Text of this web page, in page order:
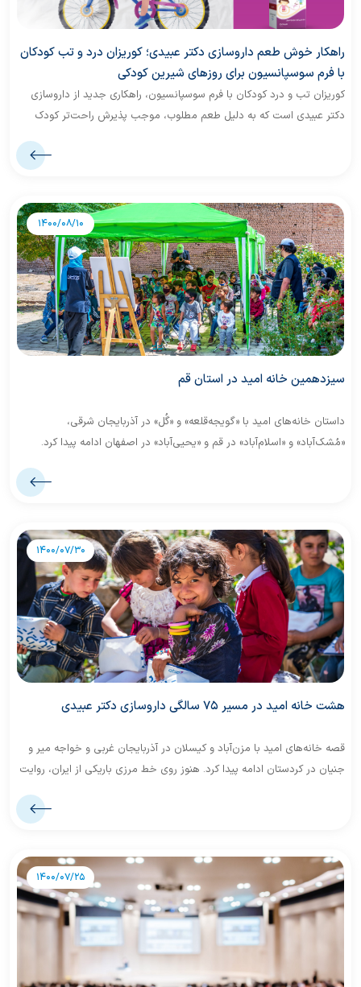
راهکار خوش طعم داروسازی دکتر عبیدی؛ کوریزان درد و تب کودکان
با فرم سوسپانسیون برای روزهای شیرین کودکی
کوریزان تب و درد کودکان با فرم سوسپانسیون، راهکاری جدید از داروسازی
دکتر عبیدی است که به دلیل طعم مطلوب، موجب پذیرش راحت‌تر کودک
شده و دغدغه والدین برای خوراندن دارو و کنترل درد و تب را از بین می برد.
1400/08/10
سیزدهمین خانه امید در استان قم
داستان خانه‌های امید با «گویجه‌قلعه» و «گُل» در آذربایجان شرقی،
«مُشک‌آباد» و «اسلام‌آباد» در قم و «یحیی‌آباد» در اصفهان ادامه پیدا کرد.
مسیر سفر هرچند در دو روستای اول هنوز کوهستانی بود، اما در سه روستای
1400/07/30
هشت خانه امید در مسیر ۷۵ سالگی داروسازی دکتر عبیدی
قصه خانه‌های امید با مزن‌آباد و کیسلان در آذربایجان غربی و خواجه میر و
جنیان در کردستان ادامه پیدا کرد. هنوز روی خط مرزی باریکی از ایران، روایت
1400/07/25